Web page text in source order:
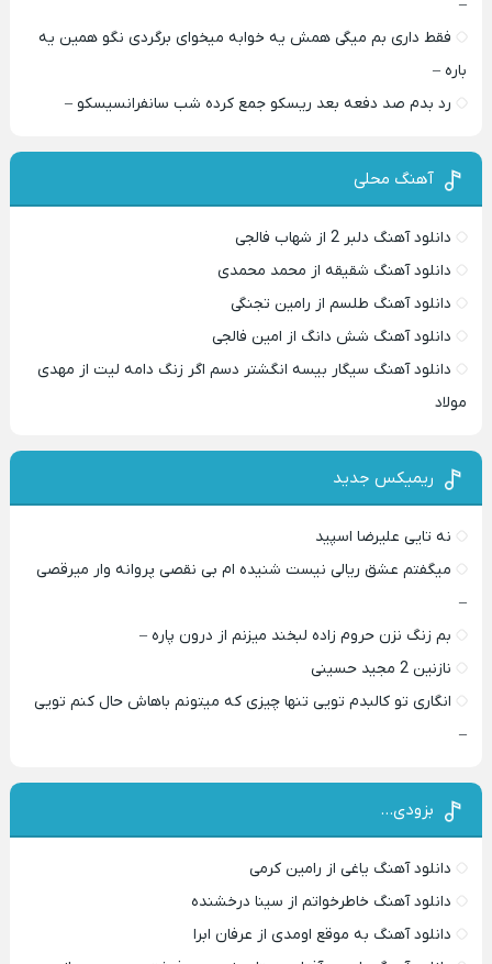
–
فقط داری بم میگی همش یه خوابه میخوای برگردی نگو همین یه
باره –
رد بدم صد دفعه بعد ریسکو جمع کرده شب سانفرانسیسکو –
آهنگ محلی
دانلود آهنگ دلبر 2 از شهاب فالجی
دانلود آهنگ شقیقه از محمد محمدی
دانلود آهنگ طلسم از رامین تجنگی
دانلود آهنگ شش دانگ از امین فالجی
دانلود آهنگ سیگار بیسه انگشتر دسم اگر زنگ دامه لیت از مهدی
مولاد
ریمیکس جدید
نه تایی علیرضا اسپید
میگفتم عشق ریالی نیست شنیده ام بی نقصی پروانه وار میرقصی
–
بم زنگ نزن حروم زاده لبخند میزنم از درون پاره –
نازنین 2 مجید حسینی
انگاری تو کالبدم تویی تنها چیزی که میتونم باهاش حال کنم تویی
–
بزودی…
دانلود آهنگ یاغی از رامین کرمی
دانلود آهنگ خاطرخواتم از سینا درخشنده
دانلود آهنگ به موقع اومدی از عرفان ابرا